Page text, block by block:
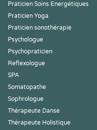
Praticien Soins Energétiques
Praticien Yoga
Praticien sonothérapie
Psychologue
Psychopraticien
Reflexologue
SPA
Somatopathe
Sophrologue
Thérapeute Danse
Thérapeute Holistique